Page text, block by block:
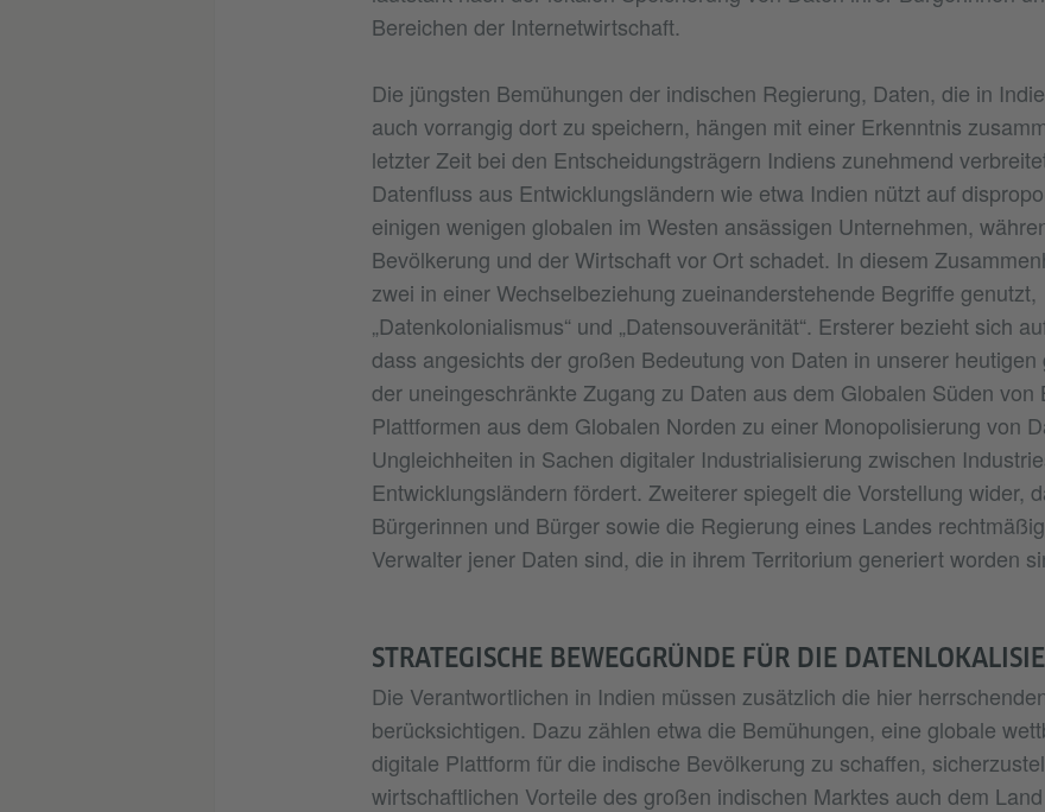
Bereichen der Internetwirtschaft.
Die jüngsten Bemühungen der indischen Regierung, Daten, die in
auch vorrangig dort zu speichern, hängen mit einer Erkenntnis
letzter Zeit bei den Entscheidungsträgern Indiens zunehmend
Datenfluss aus Entwicklungsländern wie etwa Indien nützt auf
einigen wenigen globalen im Westen ansässigen Unternehmen,
Bevölkerung und der Wirtschaft vor Ort schadet. In diesem
zwei in einer Wechselbeziehung zueinanderstehende Begriffe genutzt,
„Datenkolonialismus“ und „Datensouveränität“. Ersterer bezieht sich
dass angesichts der großen Bedeutung von Daten in unserer
der uneingeschränkte Zugang zu Daten aus dem Globalen Süden von
Plattformen aus dem Globalen Norden zu einer Monopolisierung von
Ungleichheiten in Sachen digitaler Industrialisierung zwischen
Entwicklungsländern fördert. Zweiterer spiegelt die Vorstellung wider,
Bürgerinnen und Bürger sowie die Regierung eines Landes
Verwalter jener Daten sind, die in ihrem Territorium generiert worden
STRATEGISCHE BEWEGGRÜNDE FÜR DIE
Die Verantwortlichen in Indien müssen zusätzlich die hier
berücksichtigen. Dazu zählen etwa die Bemühungen, eine globale
digitale Plattform für die indische Bevölkerung zu schaffen,
wirtschaftlichen Vorteile des großen indischen Marktes auch dem